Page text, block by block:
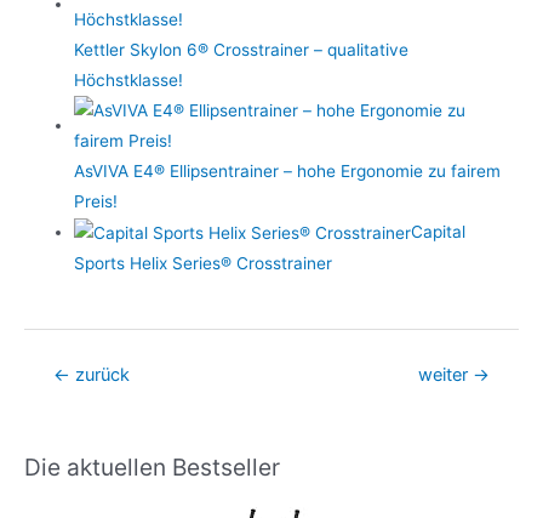
Kettler Skylon 6® Crosstrainer – qualitative
Höchstklasse!
AsVIVA E4® Ellipsentrainer – hohe Ergonomie zu fairem
Preis!
Capital
Sports Helix Series® Crosstrainer
Beitragsnavigation
← zurück weiter →
Die aktuellen Bestseller